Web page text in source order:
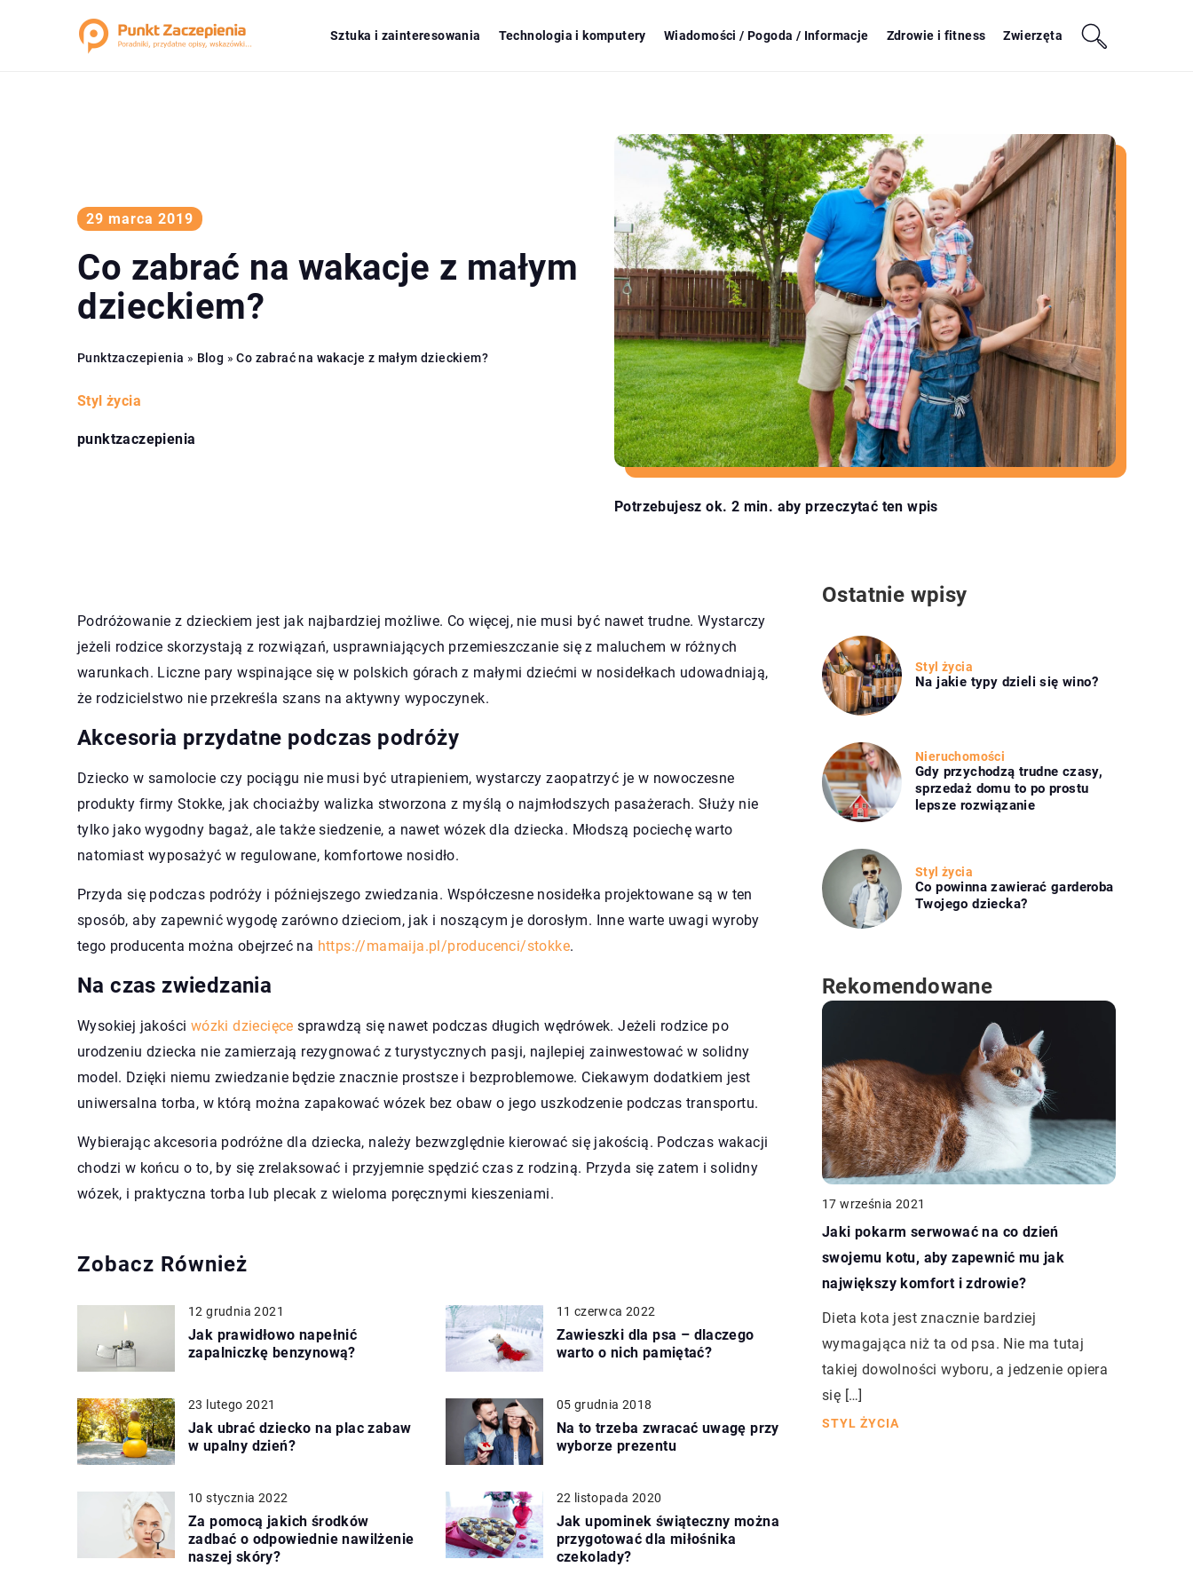
Sztuka i zainteresowania Technologia i komputery Wiadomości / Pogoda / Informacje Zdrowie i fitness Zwierzęta
29 marca 2019
Co zabrać na wakacje z małym
dzieckiem?
Punktzaczepienia » Blog »Co zabrać na wakacje z małym dzieckiem?
Styl życia
punktzaczepienia
Potrzebujesz ok. 2 min. aby przeczytać ten wpis
Podróżowanie z dzieckiem jest jak najbardziej możliwe. Co więcej, nie musi być nawet trudne. Wystarczy
jeżeli rodzice skorzystają z rozwiązań, usprawniających przemieszczanie się z maluchem w różnych
warunkach. Liczne pary wspinające się w polskich górach z małymi dziećmi w nosidełkach udowadniają,
że rodzicielstwo nie przekreśla szans na aktywny wypoczynek.
Akcesoria przydatne podczas podróży
Dziecko w samolocie czy pociągu nie musi być utrapieniem, wystarczy zaopatrzyć je w nowoczesne
produkty firmy Stokke, jak chociażby walizka stworzona z myślą o najmłodszych pasażerach. Służy nie
tylko jako wygodny bagaż, ale także siedzenie, a nawet wózek dla dziecka. Młodszą pociechę warto
natomiast wyposażyć w regulowane, komfortowe nosidło.
Przyda się podczas podróży i późniejszego zwiedzania. Współczesne nosidełka projektowane są w ten
sposób, aby zapewnić wygodę zarówno dzieciom, jak i noszącym je dorosłym. Inne warte uwagi wyroby
tego producenta można obejrzeć na https://mamaija.pl/producenci/stokke.
Na czas zwiedzania
Wysokiej jakości wózki dziecięce sprawdzą się nawet podczas długich wędrówek. Jeżeli rodzice po
urodzeniu dziecka nie zamierzają rezygnować z turystycznych pasji, najlepiej zainwestować w solidny
model. Dzięki niemu zwiedzanie będzie znacznie prostsze i bezproblemowe. Ciekawym dodatkiem jest
uniwersalna torba, w którą można zapakować wózek bez obaw o jego uszkodzenie podczas transportu.
Wybierając akcesoria podróżne dla dziecka, należy bezwzględnie kierować się jakością. Podczas wakacji
chodzi w końcu o to, by się zrelaksować i przyjemnie spędzić czas z rodziną. Przyda się zatem i solidny
wózek, i praktyczna torba lub plecak z wieloma poręcznymi kieszeniami.
Zobacz Również
12 grudnia 2021
Jak prawidłowo napełnić
zapalniczkę benzynową?
11 czerwca 2022
Zawieszki dla psa – dlaczego
warto o nich pamiętać?
23 lutego 2021
Jak ubrać dziecko na plac zabaw
w upalny dzień?
05 grudnia 2018
Na to trzeba zwracać uwagę przy
wyborze prezentu
10 stycznia 2022
Za pomocą jakich środków
zadbać o odpowiednie nawilżenie
naszej skóry?
22 listopada 2020
Jak upominek świąteczny można
przygotować dla miłośnika
czekolady?
Ostatnie wpisy
Styl życia
Na jakie typy dzieli się wino?
Nieruchomości
Gdy przychodzą trudne czasy,
sprzedaż domu to po prostu
lepsze rozwiązanie
Styl życia
Co powinna zawierać garderoba
Twojego dziecka?
Rekomendowane
17 września 2021
Jaki pokarm serwować na co dzień
swojemu kotu, aby zapewnić mu jak
największy komfort i zdrowie?
Dieta kota jest znacznie bardziej
wymagająca niż ta od psa. Nie ma tutaj
takiej dowolności wyboru, a jedzenie opiera
się […]
STYL ŻYCIA